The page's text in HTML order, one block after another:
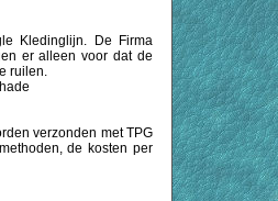
Kledinglijn. De Firma
er alleen voor dat de
ruilen.
verzonden met TPG
de kosten per